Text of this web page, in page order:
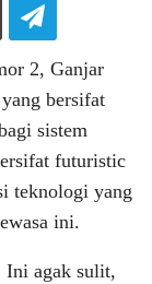
2, Ganjar
bersifat
sistem
futuristic
teknologi yang
ini.
Ini agak sulit,